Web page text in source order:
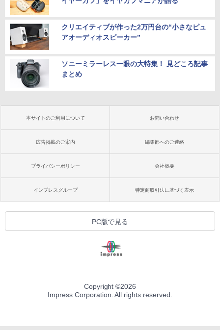
クリエイティブが作った2万円台の“小さなピュ
アオーディオスピーカー”
ソニーミラーレス一眼の大特集！ 見どころ記事
まとめ
本サイトのご利用について お問い合わせ
広告掲載のご案内 編集部へのご連絡
プライバシーポリシー 会社概要
インプレスグループ 特定商取引法に基づく表示
PC版で見る
Copyright ©2026
Impress Corporation. All rights reserved.